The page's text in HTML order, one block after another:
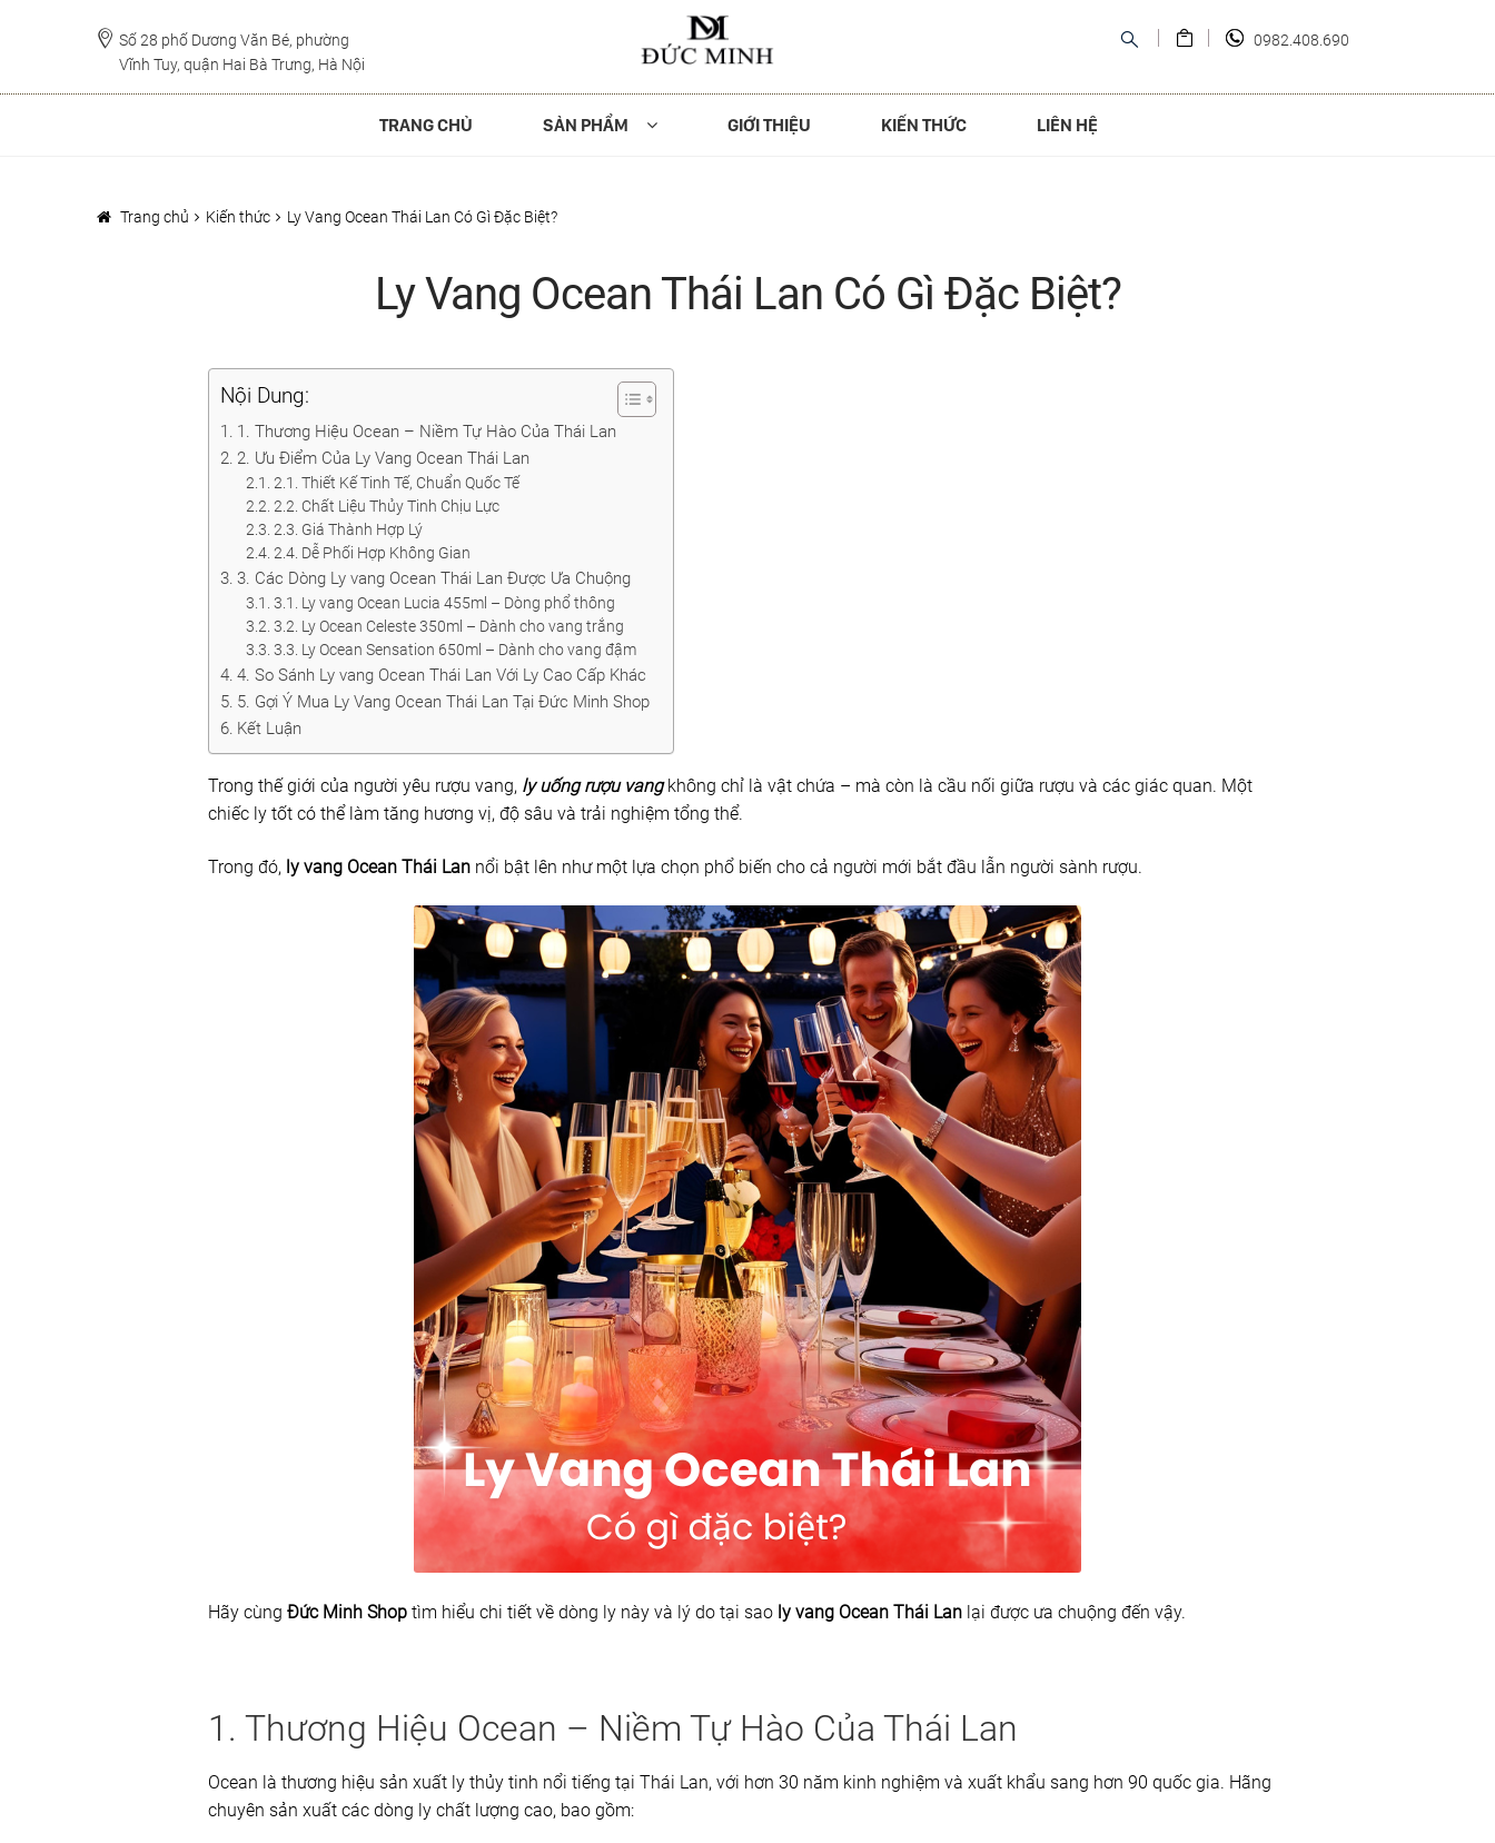
đến
Điều
hướng
đến
nội
dung
Số 28 phố Dương Văn Bé, phường
Vĩnh Tuy, quận Hai Bà Trưng, Hà Nội
0982.408.690
TRANG CHỦ SẢN PHẨM GIỚI THIỆU KIẾN THỨC LIÊN HỆ
Trang chủ Kiến thức Ly Vang Ocean Thái Lan Có Gì Đặc Biệt?
Ly Vang Ocean Thái Lan Có Gì Đặc Biệt?
Nội Dung:
1. Thương Hiệu Ocean – Niềm Tự Hào Của Thái Lan
2. Ưu Điểm Của Ly Vang Ocean Thái Lan
2.1. Thiết Kế Tinh Tế, Chuẩn Quốc Tế
2.2. Chất Liệu Thủy Tinh Chịu Lực
2.3. Giá Thành Hợp Lý
2.4. Dễ Phối Hợp Không Gian
3. Các Dòng Ly vang Ocean Thái Lan Được Ưa Chuộng
3.1. Ly vang Ocean Lucia 455ml – Dòng phổ thông
3.2. Ly Ocean Celeste 350ml – Dành cho vang trắng
3.3. Ly Ocean Sensation 650ml – Dành cho vang đậm
4. So Sánh Ly vang Ocean Thái Lan Với Ly Cao Cấp Khác
5. Gợi Ý Mua Ly Vang Ocean Thái Lan Tại Đức Minh Shop
Kết Luận
Trong thế giới của người yêu rượu vang, ly uống rượu vangkhông chỉ là vật chứa – mà còn là cầu nối giữa rượu và các giác quan. Một
chiếc ly tốt có thể làm tăng hương vị, độ sâu và trải nghiệm tổng thể.
Trong đó, ly vang Ocean Thái Lan nổi bật lên như một lựa chọn phổ biến cho cả người mới bắt đầu lẫn người sành rượu.
Hãy cùng Đức Minh Shop tìm hiểu chi tiết về dòng ly này và lý do tại sao ly vang Ocean Thái Lan lại được ưa chuộng đến vậy.
1. Thương Hiệu Ocean – Niềm Tự Hào Của Thái Lan
Ocean là thương hiệu sản xuất ly thủy tinh nổi tiếng tại Thái Lan, với hơn 30 năm kinh nghiệm và xuất khẩu sang hơn 90 quốc gia. Hãng
chuyên sản xuất các dòng ly chất lượng cao, bao gồm: